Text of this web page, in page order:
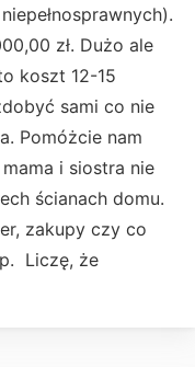
zł. Dużo ale
koszt 12-15
sami co nie
Pomóżcie nam
i siostra nie
ścianach domu.
zakupy czy co
Liczę, że